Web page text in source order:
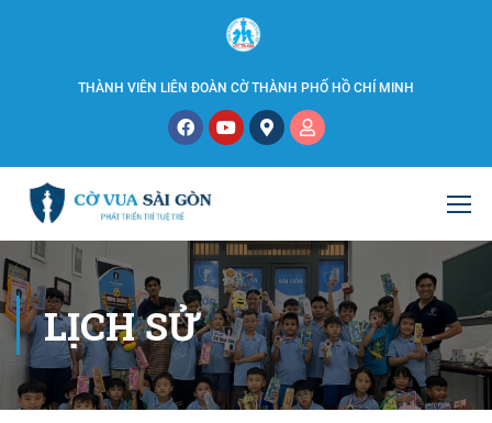
THÀNH VIÊN LIÊN ĐOÀN CỜ THÀNH PHỐ HỒ CHÍ MINH
LỊCH SỬ